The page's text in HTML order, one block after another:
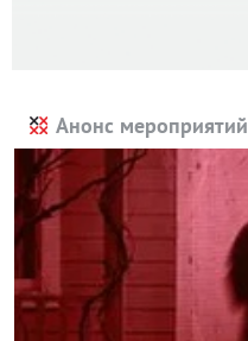
Анонс мероприятий